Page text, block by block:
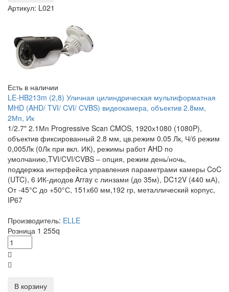
Артикул: L021
Есть в наличии
LE-HB213m (2,8) Уличная цилиндрическая мультиформатная
MHD (AHD/ TVI/ CVI/ CVBS) видеокамера, объектив 2.8мм,
2Мп, Ик
1/2.7" 2.1Мп Progressive Scan CMOS, 1920х1080 (1080P),
объектив фиксированный 2.8 мм, цв.режим 0.05 Лк, Ч/б режим
0,005Лк (0Лк при вкл. ИК), режимы работ AHD по
умолчанию,TVI/CVI/CVBS – опция, режим день/ночь,
поддержка интерфейса управления параметрами камеры CoC
(UTC), 6 ИК-диодов Array с линзами (до 35м), DC12V (440 мА),
От -45°С до +50°С, 151х60 мм,192 гр, металлический корпус,
IP67
Производитель: ELLE
Розница 1 255q
В корзину